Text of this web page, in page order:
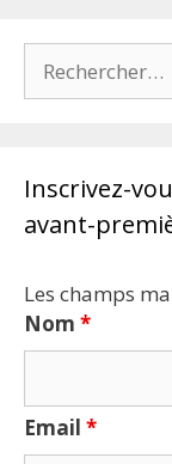
Inscrivez-
avant-
Les champs
Nom *
Email *